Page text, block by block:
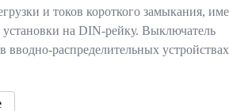
и токов короткого замыкания,
установки на DIN-рейку. Выключатель
вводно-распределительных